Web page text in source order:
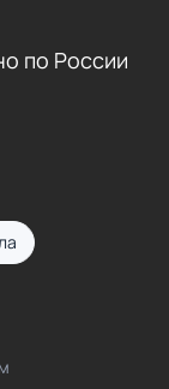
по России